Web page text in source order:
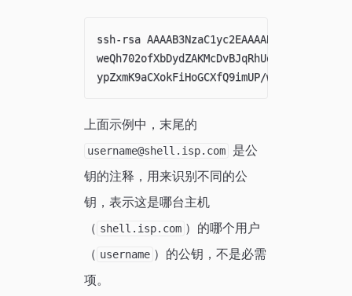
ssh-rsa
ypZxmK9aCXokFiHoGCXfQ9imUP/w/
上面示例中，末尾的
username@shell.isp.com
是公
钥的注释，用来识别不同的公
钥，表示这是哪台主机
（ shell.isp.com ）的哪个用户
（ username ）的公钥，不是必需
项。